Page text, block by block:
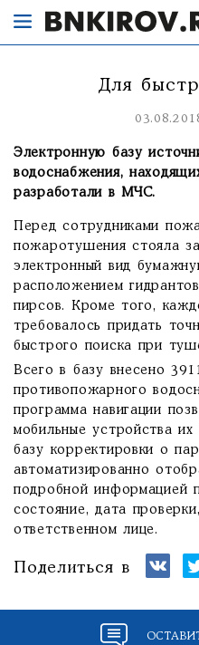
Для
Электронную базу
водоснабжения,
разработали в МЧС.
Перед сотрудниками
пожаротушения стояла
электронный вид
расположением
пирсов. Кроме того,
требовалось придать
быстрого поиска при
Всего в базу внесено
противопожарного
программа навигации
мобильные устройства их
базу корректировки о
автоматизированно
подробной информацией
состояние, дата
ответственном лице.
Поделиться в